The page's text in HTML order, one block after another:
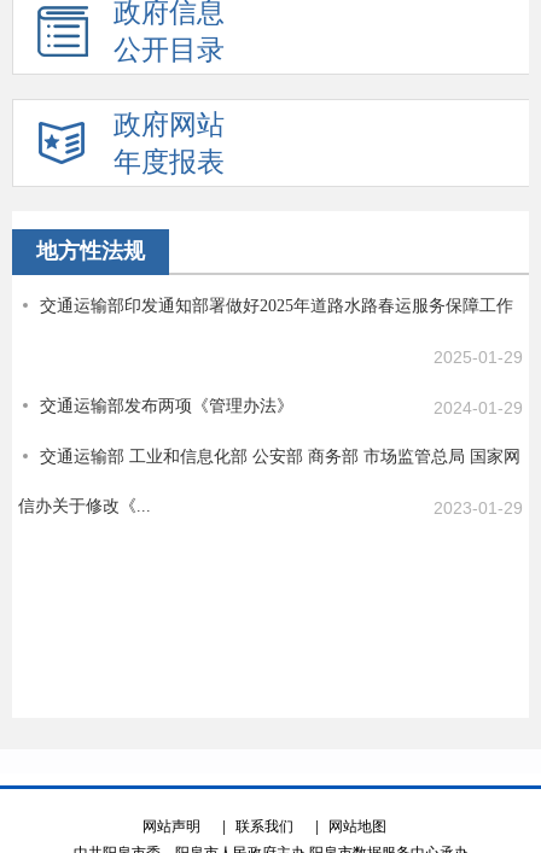
政府信息
公开目录
政府网站
年度报表
地方性法规
交通运输部印发通知部署做好2025年道路水路春运服务保障工作
2025-01-29
交通运输部发布两项《管理办法》 2024-01-29
交通运输部 工业和信息化部 公安部 商务部 市场监管总局 国家网
信办关于修改《... 2023-01-29